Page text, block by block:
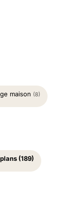
maison (8)
(189)